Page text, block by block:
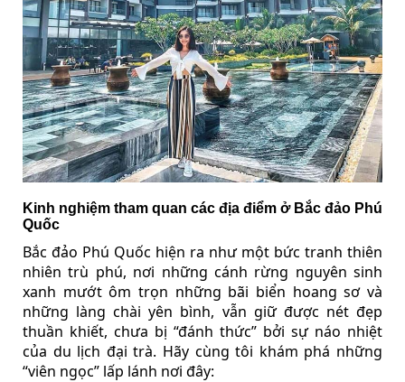
Kinh nghiệm tham quan các địa điểm ở Bắc đảo Phú
Quốc
Bắc đảo Phú Quốc hiện ra như một bức tranh thiên
nhiên trù phú, nơi những cánh rừng nguyên sinh
xanh mướt ôm trọn những bãi biển hoang sơ và
những làng chài yên bình, vẫn giữ được nét đẹp
thuần khiết, chưa bị “đánh thức” bởi sự náo nhiệt
của du lịch đại trà. Hãy cùng tôi khám phá những
“viên ngọc” lấp lánh nơi đây: